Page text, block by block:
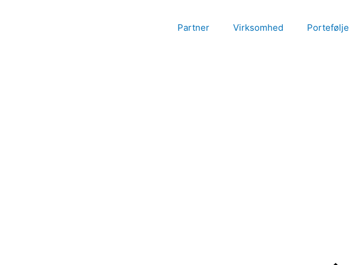
Partner Virksomhed Portefølje